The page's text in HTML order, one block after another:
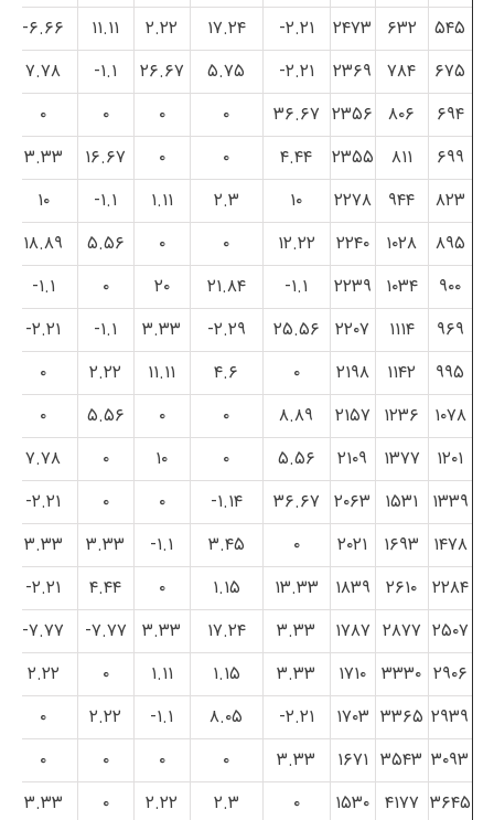
۵۴۵
۶۳۲ ۲۴۷۳ ۲.۲۱- ۱۷.۲۴ ۲.۲۲ ۱۱.۱۱
۶.۶۶-
۶۷۵
۷۸۴ ۲۳۶۹ ۲.۲۱- ۵.۷۵ ۲۶.۶۷ ۱.۱-
۷.۷۸
۶۹۴
۸۰۶ ۲۳۵۶ ۳۶.۶۷ ۰ ۰ ۰
۰
۶۹۹
۸۱۱ ۲۳۵۵ ۴.۴۴ ۰ ۰ ۱۶.۶۷
۳.۳۳
۸۲۳
۹۴۴ ۲۲۷۸ ۱۰ ۲.۳ ۱.۱۱ ۱.۱-
۱۰
۸۹۵
۱۰۲۸ ۲۲۴۰ ۱۲.۲۲ ۰ ۰ ۵.۵۶
۱۸.۸۹
۹۰۰
۱۰۳۴ ۲۲۳۹ ۱.۱- ۲۱.۸۴ ۲۰ ۰
۱.۱-
۹۶۹
۱۱۱۴ ۲۲۰۷ ۲۵.۵۶ ۲.۲۹- ۳.۳۳ ۱.۱-
۲.۲۱-
۹۹۵
۱۱۴۲ ۲۱۹۸ ۰ ۴.۶ ۱۱.۱۱ ۲.۲۲
۰
۱۰۷۸
۱۲۳۶ ۲۱۵۷ ۸.۸۹ ۰ ۰ ۵.۵۶
۰
۱۲۰۱
۱۳۷۷ ۲۱۰۹ ۵.۵۶ ۰ ۱۰ ۰
۷.۷۸
۱۳۳۹ ۱۵۳۱ ۲۰۶۳ ۳۶.۶۷ ۱.۱۴- ۰ ۰
۲.۲۱-
۱۴۷۸ ۱۶۹۳ ۲۰۲۱ ۰ ۳.۴۵ ۱.۱- ۳.۳۳
۳.۳۳
۲۲۸۴ ۲۶۱۰ ۱۸۳۹ ۱۳.۳۳ ۱.۱۵ ۰ ۴.۴۴
۲.۲۱-
۲۵۰۷ ۲۸۷۷ ۱۷۸۷ ۳.۳۳ ۱۷.۲۴ ۳.۳۳ ۷.۷۷-
۷.۷۷-
۲۹۰۶ ۳۳۳۰ ۱۷۱۰ ۳.۳۳ ۱.۱۵ ۱.۱۱ ۰
۲.۲۲
۲۹۳۹ ۳۳۶۵ ۱۷۰۳ ۲.۲۱- ۸.۰۵ ۱.۱- ۲.۲۲
۰
۳۰۹۳ ۳۵۴۳ ۱۶۷۱ ۳.۳۳ ۰ ۰ ۰
۰
۳۶۴۵ ۴۱۷۷ ۱۵۳۰ ۰ ۲.۳ ۲.۲۲ ۰ ۳.۳۳